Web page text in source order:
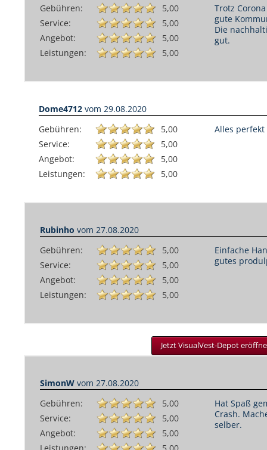
Gebühren:
5,00
Service:
5,00
Angebot:
5,00
Leistungen:
5,00
Trotz
gute
Die
gut.
Dome4712 vom 29.08.2020
Gebühren:
5,00
Service:
5,00
Angebot:
5,00
Leistungen:
5,00
Alles perfekt
Rubinho vom 27.08.2020
Gebühren:
5,00
Service:
5,00
Angebot:
5,00
Leistungen:
5,00
Einfache
gutes
Jetzt VisualVest-Depot
SimonW vom 27.08.2020
Gebühren:
5,00
Service:
5,00
Angebot:
5,00
Hat Spaß
Crash.
selber.